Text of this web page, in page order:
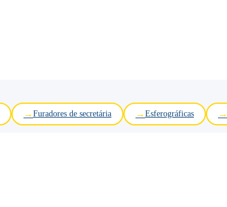
Furadores de secretária Esferográficas